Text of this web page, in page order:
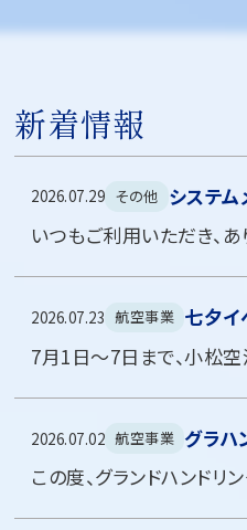
新着情報
2026.07.29 その他 システ
2026.07.23 航空事業 七夕イ
2026.07.02 航空事業 グラハ